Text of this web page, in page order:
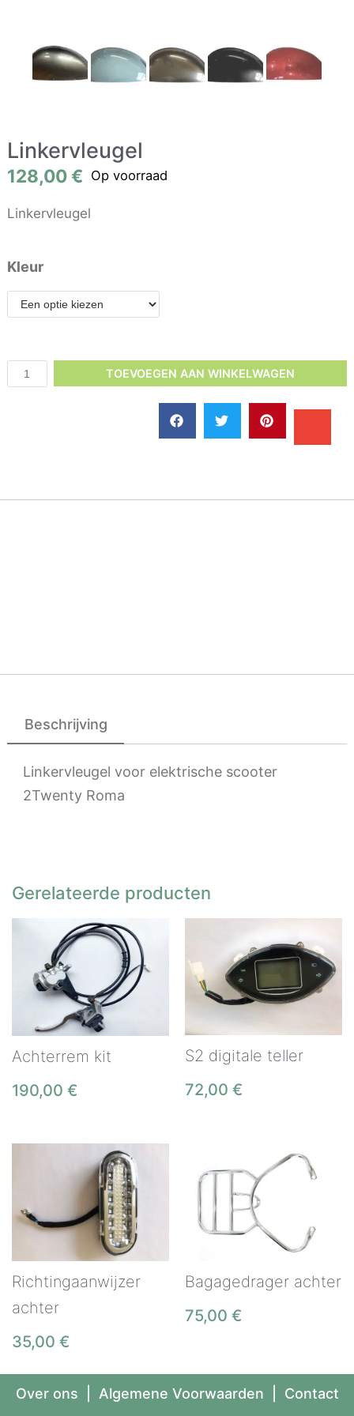
Linkervleugel
128,00€ Op voorraad
Linkervleugel
Kleur
TOEVOEGEN AAN WINKELWAGEN
Beschrijving
Linkervleugel voor elektrische scooter
2Twenty Roma
Gerelateerde producten
Achterrem kit
190,00 €
S2 digitale teller
72,00 €
Richtingaanwijzer
achter
35,00 €
Bagagedrager achter
75,00 €
Over ons Algemene Voorwaarden Contact